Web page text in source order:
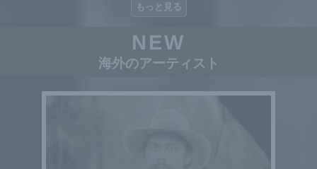
もっと見る
NEW
海外のアーティスト